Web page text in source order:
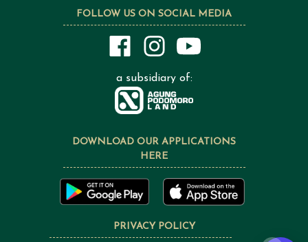
FOLLOW US ON SOCIAL MEDIA
a subsidiary of:
DOWNLOAD OUR APPLICATIONS
HERE
PRIVACY POLICY